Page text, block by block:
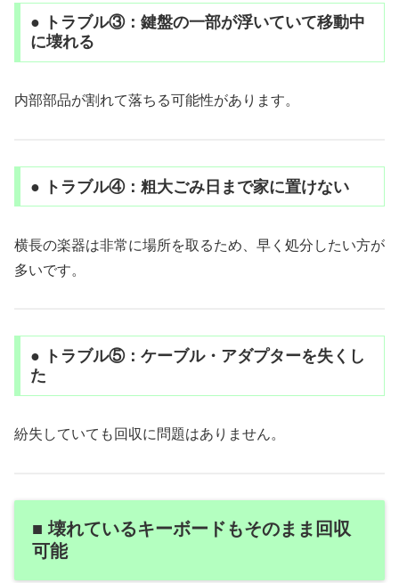
● トラブル③：鍵盤の一部が浮いていて移動中
に壊れる
内部部品が割れて落ちる可能性があります。
● トラブル④：粗大ごみ日まで家に置けない
横長の楽器は非常に場所を取るため、早く処分したい方が
多いです。
● トラブル⑤：ケーブル・アダプターを失くし
た
紛失していても回収に問題はありません。
■ 壊れているキーボードもそのまま回収
可能